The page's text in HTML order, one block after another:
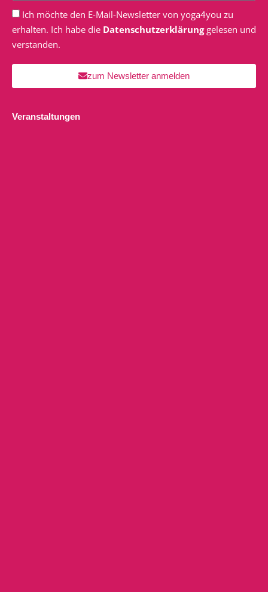
Ich möchte den E-Mail-Newsletter von yoga4you zu
erhalten. Ich habe die Datenschutzerklärunggelesen und
verstanden.
zum Newsletter anmelden
Veranstaltungen